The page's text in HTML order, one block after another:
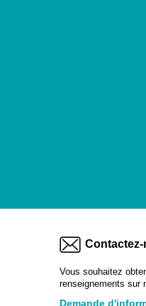
Vous souhaitez
renseignements sur
Demande